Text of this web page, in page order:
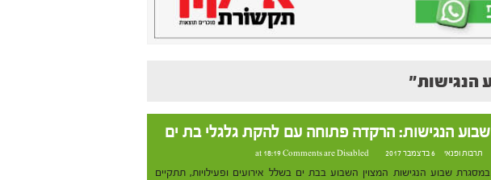
שבוע הנגישות: הרקדה פתוחה עם להקת גלגלי בת ים
תרבות ופנאי 6 בדצמבר 2017 at 18:19 Comments are Disabled
במסגרת שבוע הנגישות המצוין השבוע בבת ים בשלל אירועים ופעילויות, תתקיים